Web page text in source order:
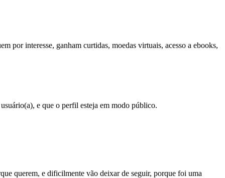
por interesse, ganham curtidas, moedas virtuais, acesso a ebooks,
e que o perfil esteja em modo público.
querem, e dificilmente vão deixar de seguir, porque foi uma